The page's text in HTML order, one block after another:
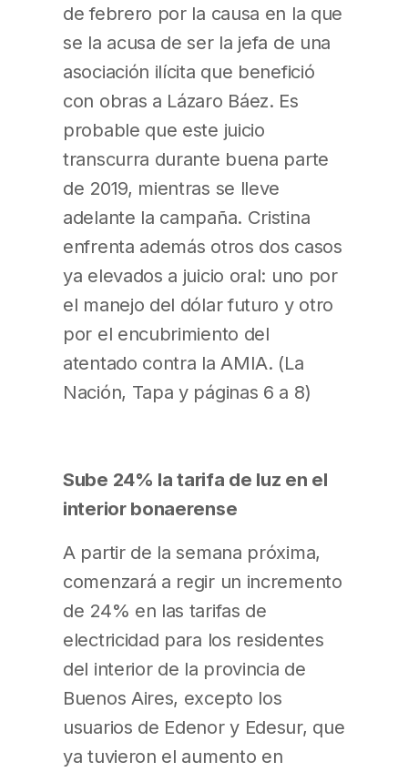
de febrero por la causa en la que
se la acusa de ser la jefa de una
asociación ilícita que benefició
con obras a Lázaro Báez. Es
probable que este juicio
transcurra durante buena parte
de 2019, mientras se lleve
adelante la campaña. Cristina
enfrenta además otros dos casos
ya elevados a juicio oral: uno por
el manejo del dólar futuro y otro
por el encubrimiento del
atentado contra la AMIA. (La
Nación, Tapa y páginas 6 a 8)
Sube 24% la tarifa de luz en el
interior bonaerense
A partir de la semana próxima,
comenzará a regir un incremento
de 24% en las tarifas de
electricidad para los residentes
del interior de la provincia de
Buenos Aires, excepto los
usuarios de Edenor y Edesur, que
ya tuvieron el aumento en